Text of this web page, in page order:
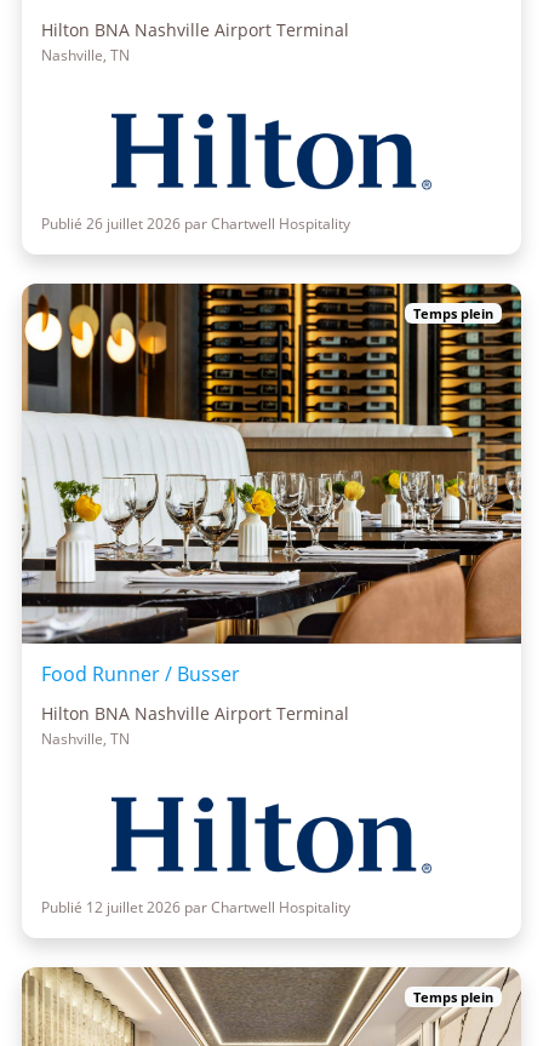
Hilton BNA Nashville Airport Terminal
Nashville, TN
Publié 26 juillet 2026 par Chartwell Hospitality
Temps plein
Food Runner / Busser
Hilton BNA Nashville Airport Terminal
Nashville, TN
Publié 12 juillet 2026 par Chartwell Hospitality
Temps plein